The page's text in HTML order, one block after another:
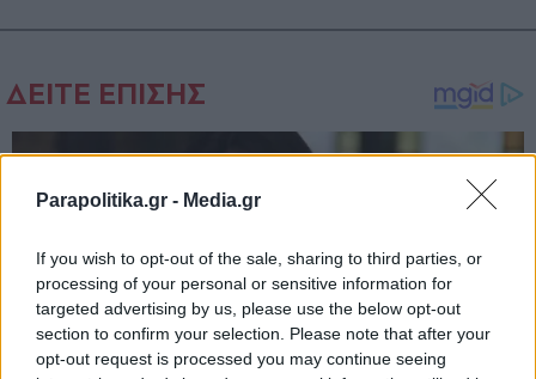
Parapolitika.gr - Media.gr
If you wish to opt-out of the sale, sharing to third parties, or
processing of your personal or sensitive information for
targeted advertising by us, please use the below opt-out
section to confirm your selection. Please note that after your
opt-out request is processed you may continue seeing